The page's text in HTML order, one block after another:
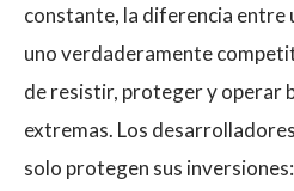
constante, la diferencia
uno verdaderamente
de resistir, proteger y operar
extremas. Los
solo protegen sus